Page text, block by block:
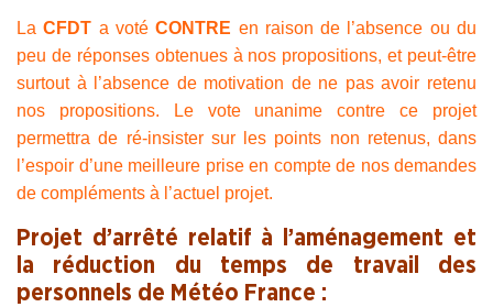
LaCFDT a votéCONTRE en raison de l’absence ou du
peu de réponses obtenues à nos propositions, et peut-être
surtout à l’absence de motivation de ne pas avoir retenu
nos propositions. Le vote unanime contre ce projet
permettra de ré-insister sur les points non retenus, dans
l’espoir d’une meilleure prise en compte de nos demandes
de compléments à l’actuel projet.
Projet d’arrêté relatif à l’aménagement et
la réduction du temps de travail des
personnels de Météo France :